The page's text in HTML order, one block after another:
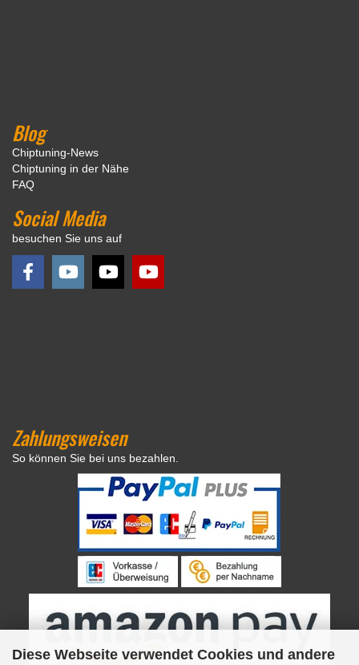
Diese Webseite verwendet Cookies und andere
Blog
Chiptuning-News
Chiptuning in der Nähe
FAQ
Social Media
besuchen Sie uns auf
Zahlungsweisen
So können Sie bei uns bezahlen.